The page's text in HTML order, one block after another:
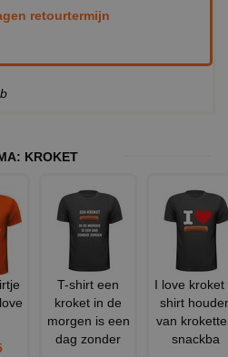
retourtermijn
KROKET
T-shirt een
kroket in de
morgen is een
dag zonder
I love kroket
shirt
van
snackba